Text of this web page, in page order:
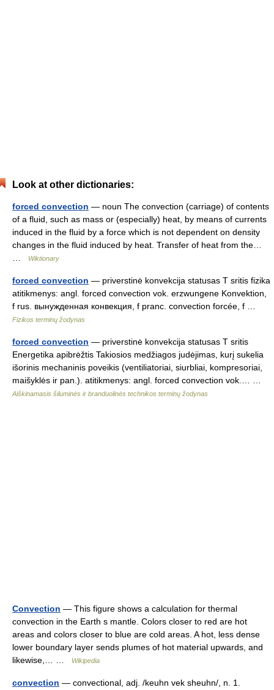
Look at other dictionaries:
forced convection — noun The convection (carriage) of contents
of a fluid, such as mass or (especially) heat, by means of currents
induced in the fluid by a force which is not dependent on density
changes in the fluid induced by heat. Transfer of heat from the…
Wiktionary
forced convection — priverstinė konvekcija statusas T sritis fizika
atitikmenys: angl. forced convection vok. erzwungene Konvektion,
f rus. вынужденная конвекция, f pranc. convection forcée, f …
Fizikos terminų žodynas
forced convection — priverstinė konvekcija statusas T sritis
Energetika apibrėžtis Takiosios medžiagos judėjimas, kurį sukelia
išorinis mechaninis poveikis (ventiliatoriai, siurbliai, kompresoriai,
maišyklės ir pan.). atitikmenys: angl. forced convection vok.… …
Aiškinamasis šiluminės ir branduolinės technikos terminų žodynas
Convection — This figure shows a calculation for thermal
convection in the Earth s mantle. Colors closer to red are hot
areas and colors closer to blue are cold areas. A hot, less dense
lower boundary layer sends plumes of hot material upwards, and
likewise,… …
Wikipedia
convection — convectional, adj. /keuhn vek sheuhn/, n. 1.